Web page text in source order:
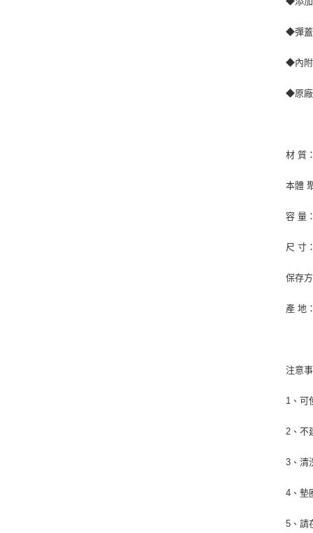
◆彈蓋
◆內附
◆原廠
材 質
本體
容 量
尺 寸
保存
產 地
注意
1、可
2、不
3、清
4、墊
5、請